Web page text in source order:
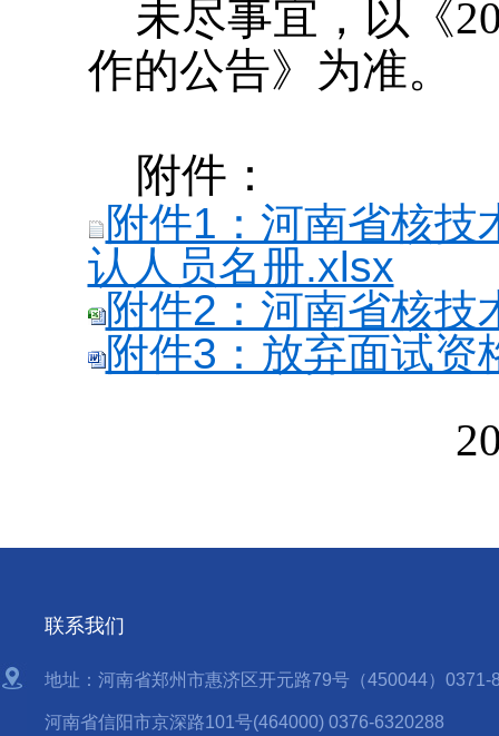
未尽事宜，以《
作的公告》为准。
附件：
附件1：河南省核
认人员名册.xlsx
附件2：河南省核技
附件3：放弃面试资
2024年6
联系我们
地址：河南省郑州市惠济区开元路79号（450044）0371-
河南省信阳市京深路101号(464000) 0376-6320288